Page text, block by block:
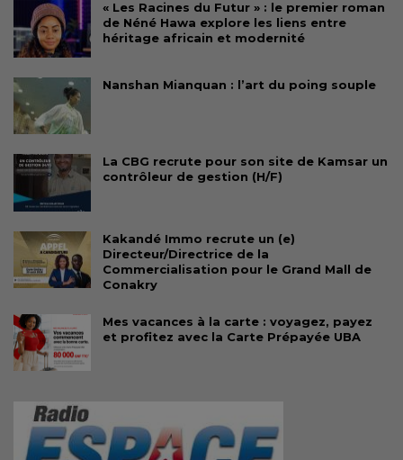
« Les Racines du Futur » : le premier roman
de Néné Hawa explore les liens entre
héritage africain et modernité
Nanshan Mianquan : l’art du poing souple
La CBG recrute pour son site de Kamsar un
contrôleur de gestion (H/F)
Kakandé Immo recrute un (e)
Directeur/Directrice de la
Commercialisation pour le Grand Mall de
Conakry
Mes vacances à la carte : voyagez, payez
et profitez avec la Carte Prépayée UBA